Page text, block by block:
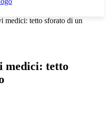
medici: tetto sforato di un
medici: tetto